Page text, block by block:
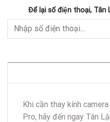
Để lại số điện thoại, Tân
Khi cần thay kính
Pro, hãy đến ngay Tân